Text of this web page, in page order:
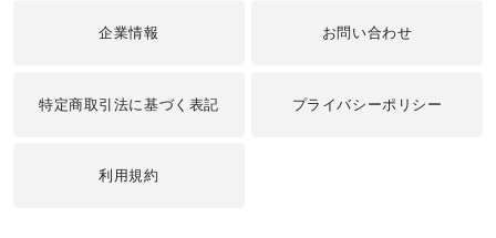
企業情報 お問い合わせ
特定商取引法に基づく表記 プライバシーポリシー
利用規約